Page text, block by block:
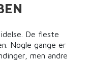
De fleste
Nogle gange er
men andre